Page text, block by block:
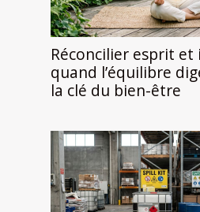
Réconcilier esprit
quand l’équilibre
la clé du bien-être